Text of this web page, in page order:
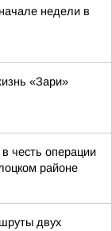
недели в
«Зари»
честь операции
районе
двух